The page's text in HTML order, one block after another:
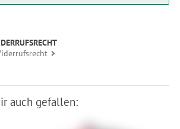
auch gefallen: